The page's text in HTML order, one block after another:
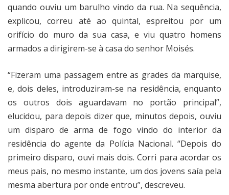
quando ouviu um barulho vindo da rua. Na sequência,
explicou, correu até ao quintal, espreitou por um
orifício do muro da sua casa, e viu quatro homens
armados a dirigirem-se à casa do senhor Moisés.
“Fizeram uma passagem entre as grades da marquise,
e, dois deles, introduziram-se na residência, enquanto
os outros dois aguardavam no portão principal”,
elucidou, para depois dizer que, minutos depois, ouviu
um disparo de arma de fogo vindo do interior da
residência do agente da Polícia Nacional. “Depois do
primeiro disparo, ouvi mais dois. Corri para acordar os
meus pais, no mesmo instante, um dos jovens saía pela
mesma abertura por onde entrou”, descreveu.